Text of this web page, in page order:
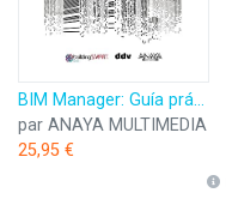
BIM Manager: Guía práctica de gestión de proyectos BIM
par ANAYA MULTIMEDIA
25,95 €